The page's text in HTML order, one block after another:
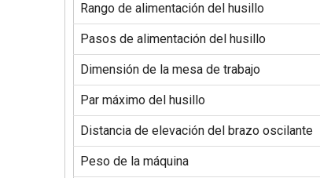
Rango de alimentación del husillo
Pasos de alimentación del husillo
Dimensión de la mesa de trabajo
Par máximo del husillo
Distancia de elevación del brazo oscilante
Peso de la máquina